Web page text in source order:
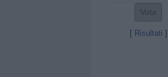
[ Risultati ]